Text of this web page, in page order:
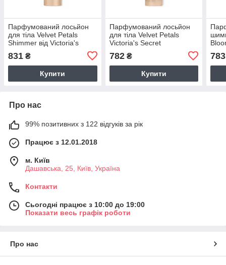
Парфумований лосьйон
для тіла Velvet Petals
Shimmer від Victoria's
(Рожевий, 236 ml)
831 ₴
Купити
Парфумований лосьйон
для тіла Velvet Petals
Victoria's Secret
1159840162 (Рожевий 236
ml)
782₴
Купити
ml)
783
Про нас
99% позитивних з 122 відгуків за рік
Працює з 12.01.2018
м. Київ
Дашавська, 25, Київ, Україна
Контакти
Сьогодні працює з 10:00 до 19:00
Показати весь графік роботи
Про нас